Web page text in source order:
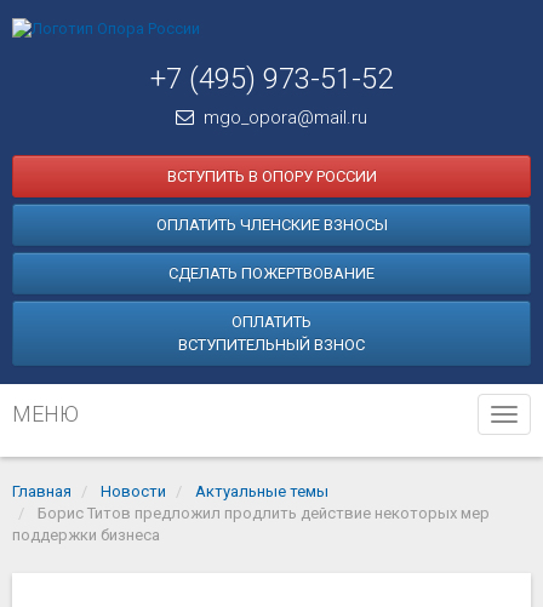
+7 (495) 973-51-52
mgo_opora@mail.ru
ВСТУПИТЬ В ОПОРУ РОССИИ
ОПЛАТИТЬ ЧЛЕНСКИЕ ВЗНОСЫ
СДЕЛАТЬ ПОЖЕРТВОВАНИЕ
ОПЛАТИТЬ
ВСТУПИТЕЛЬНЫЙ ВЗНОС
МЕНЮ
Главная Новости
Актуальные темы
Борис Титов предложил продлить действие некоторых мер
поддержки бизнеса